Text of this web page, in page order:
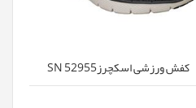
کفش ورزشی اسکچرزSN 52955